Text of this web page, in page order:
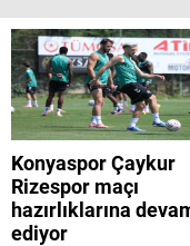
Konyaspor Çaykur
Rizespor maçı
hazırlıklarına
ediyor